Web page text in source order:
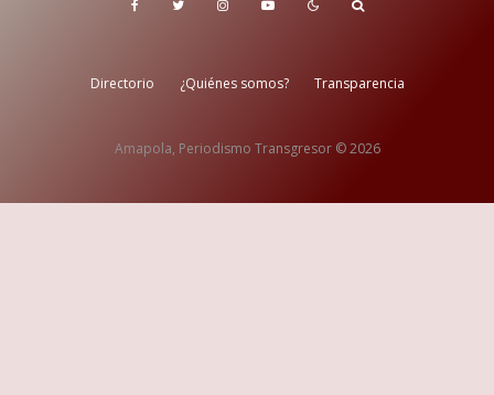
Directorio ¿Quiénes somos? Transparencia
Amapola, Periodismo Transgresor © 2026